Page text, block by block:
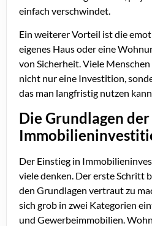
einfach verschwindet.
Ein weiterer Vorteil ist die
eigenes Haus oder eine
von Sicherheit. Viele
nicht nur eine Investition,
das man langfristig nutzen
Die Grundlagen der
Der Einstieg in
viele denken. Der erste Schritt
den Grundlagen vertraut zu
sich grob in zwei Kategorien
und Gewerbeimmobilien.